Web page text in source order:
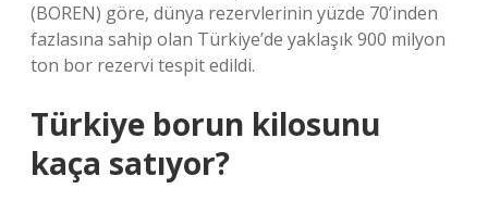
(BOREN) göre, dünya rezervlerinin yüzde 70’inden
fazlasına sahip olan Türkiye’de yaklaşık 900 milyon
ton bor rezervi tespit edildi.
Türkiye borun kilosunu
kaça satıyor?